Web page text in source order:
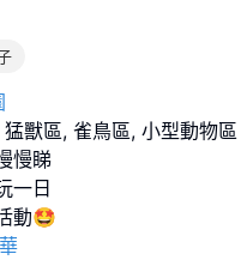
獸區, 雀鳥區, 小型動物區
慢睇
一日